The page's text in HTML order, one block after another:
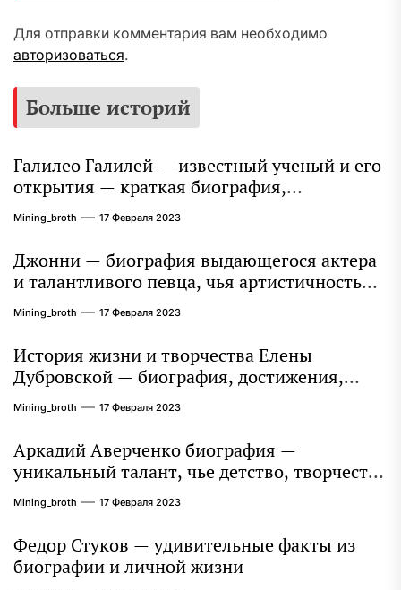
Для отправки комментария вам необходимо
авторизоваться.
Больше историй
Галилео Галилей — известный ученый и его
открытия — краткая биография,
достижения и вклад в науку
Mining_broth 17 Февраля 2023
Джонни — биография выдающегося актера
и талантливого певца, чья артистичность
захватывает миллионы сердец
Mining_broth 17 Февраля 2023
История жизни и творчества Елены
Дубровской — биография, достижения,
интересные факты
Mining_broth 17 Февраля 2023
Аркадий Аверченко биография —
уникальный талант, чье детство, творчество
и литературное наследие продолжают
восхищать миллионы
Mining_broth 17 Февраля 2023
Федор Стуков — удивительные факты из
биографии и личной жизни